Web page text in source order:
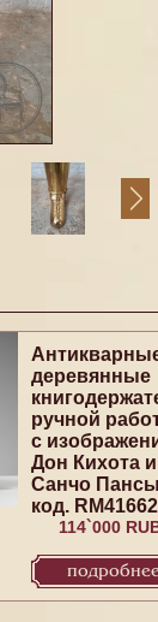
деревянные
ручной
с
Дон Кихота и
Санчо Пансы
код.
114`000